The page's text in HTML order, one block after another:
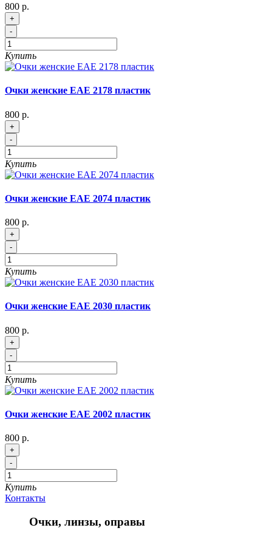
800 р.
+
-
Купить
Очки женские EAE 2178 пластик
800 р.
+
-
Купить
Очки женские EAE 2074 пластик
800 р.
+
-
Купить
Очки женские EAE 2030 пластик
800 р.
+
-
Купить
Очки женские EAE 2002 пластик
800 р.
+
-
Купить
Контакты
Очки, линзы, оправы